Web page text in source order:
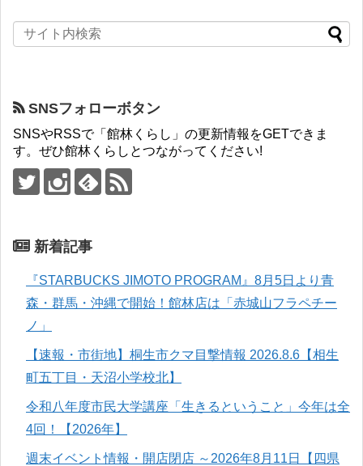
SNSフォローボタン
SNSやRSSで「館林くらし」の更新情報をGETできま
す。ぜひ館林くらしとつながってください!
新着記事
『STARBUCKS JIMOTO PROGRAM』8月5日より青
森・群馬・沖縄で開始！館林店は「赤城山フラペチー
ノ」
【速報・市街地】桐生市クマ目撃情報 2026.8.6【相生
町五丁目・天沼小学校北】
令和八年度市民大学講座「生きるということ」今年は全
4回！【2026年】
週末イベント情報・開店閉店 ～2026年8月11日【四県